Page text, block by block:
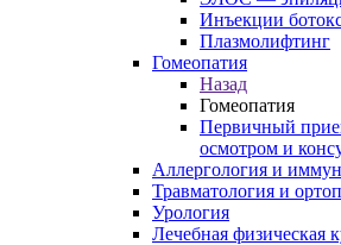
Инъекции
Плазмолифтинг
Гомеопатия
Назад
Гомеопатия
Первичный
осмотром и
Аллергология и
Травматология и
Урология
Лечебная физическая